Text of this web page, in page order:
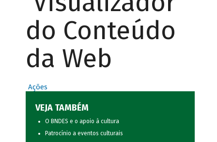
do Conteúdo
da Web
Ações
VEJA TAMBÉM
O BNDES e o apoio à cultura
Patrocínio a eventos culturais